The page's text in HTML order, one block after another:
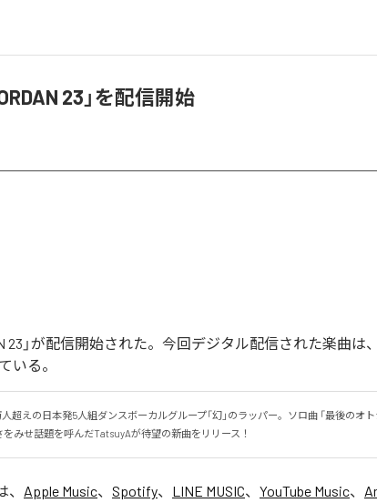
23」を配信開始
23」が配信開始された。今回デジタル配信された楽曲は、
いる。
超えの日本発5人組ダンスボーカルグループ「幻」のラッパー。ソロ曲 「最後のオト
みせ話題を呼んだTatsuyAが待望の新曲をリリース！
、 Apple Music、 Spotify、 LINE MUSIC、 YouTube Music、